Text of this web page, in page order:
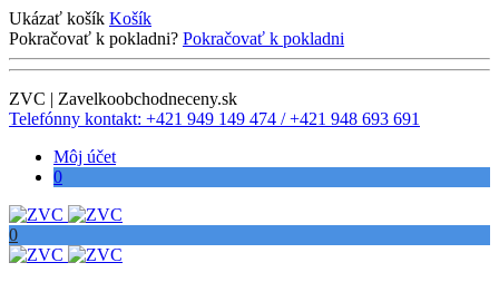
Ukázať košík Košík
Pokračovať k pokladni? Pokračovať k pokladni
ZVC | Zavelkoobchodneceny.sk
Telefónny kontakt: +421 949 149 474 / +421 948 693 691
Môj účet
0
0